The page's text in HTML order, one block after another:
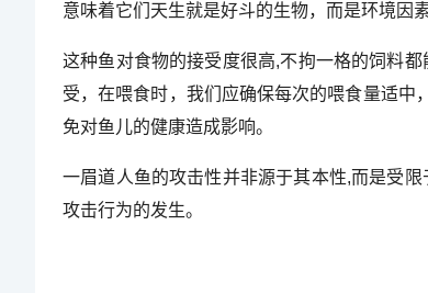
意味着它们天生就是好斗的生物，而是环境因
这种鱼对食物的接受度很高,不拘一格的饲料
受，在喂食时，我们应确保每次的喂食量适中
免对鱼儿的健康造成影响。
一眉道人鱼的攻击性并非源于其本性,而是受
攻击行为的发生。